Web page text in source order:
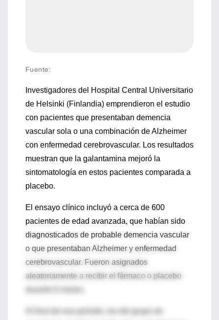
Fuente:
Investigadores del Hospital Central Universitario
de Helsinki (Finlandia) emprendieron el estudio
con pacientes que presentaban demencia
vascular sola o una combinación de Alzheimer
con enfermedad cerebrovascular. Los resultados
muestran que la galantamina mejoró la
sintomatología en estos pacientes comparada a
placebo.
El ensayo clínico incluyó a cerca de 600
pacientes de edad avanzada, que habían sido
diagnosticados de probable demencia vascular
o que presentaban Alzheimer y enfermedad
cerebrovascular. Fueron asignados
aleatoriamente a recibir el fármaco o placebo
Al final de ese período, los del grupo de